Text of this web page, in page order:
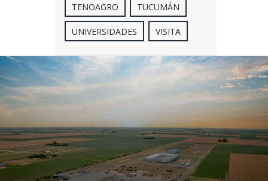
TENOAGRO TUCUMÁN
UNIVERSIDADES VISITA